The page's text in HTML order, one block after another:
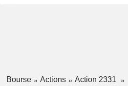
Bourse Actions
Action 2331